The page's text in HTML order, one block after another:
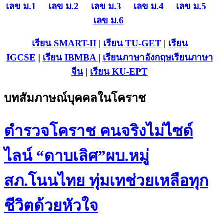
เลข ม.1 เลข ม.2 เลข ม.3 เลข ม.4
เลข ม.5
เลข ม.6
เรียน SMART-II| เรียน TU-GET| เรียน
IGCSE | เรียน IBMBA | เรียนภาษาอังกฤษเรียนภาษา
จีน | เรียน KU-EPT
บทสัมภาษณ์บุคคลในโคราช
ตำรวจโคราช คนจริงไม่ไซด์
ไลน์ “ดาบเลิศ”ผบ.หมู่
สภ.โนนไทย ทุ่มเทช่วยเหลือทุก
ชีวิตด้วยหัวใจ